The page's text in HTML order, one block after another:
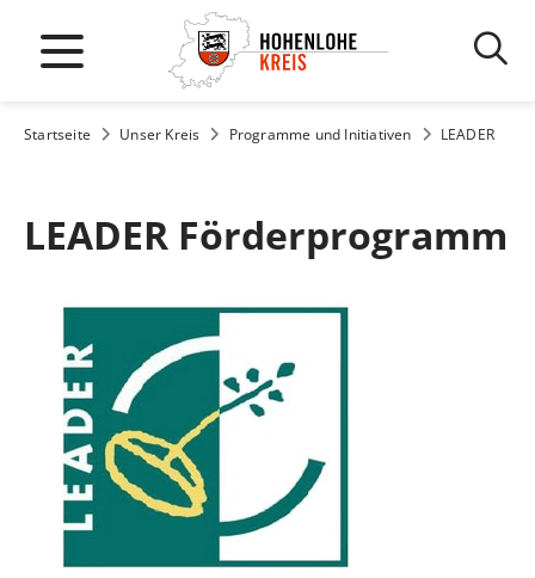
Startseite Unser Kreis Programme und Initiativen LEADER
LEADER Förderprogramm